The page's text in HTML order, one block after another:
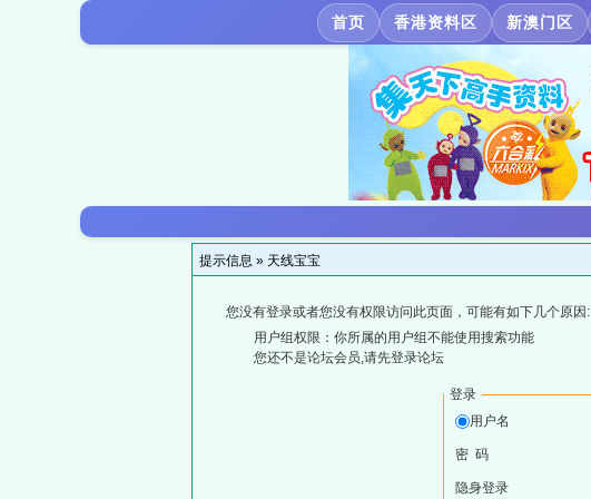
首页 香港资料区 新澳门区
提示信息 » 天线宝宝
您没有登录或者您没有权限访问此页面，可能有如下几个原因:
用户组权限：你所属的用户组不能使用搜索功能
您还不是论坛会员,请先登录论坛
登录
用户名
密 码
隐身登录